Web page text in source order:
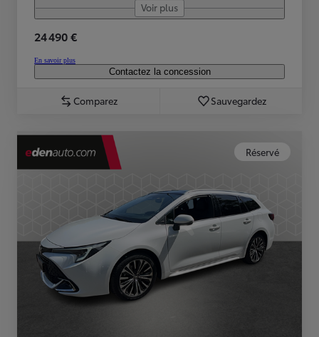
Voir plus
24 490 €
En savoir plus
Contactez la concession
Comparez Sauvegardez
Réservé